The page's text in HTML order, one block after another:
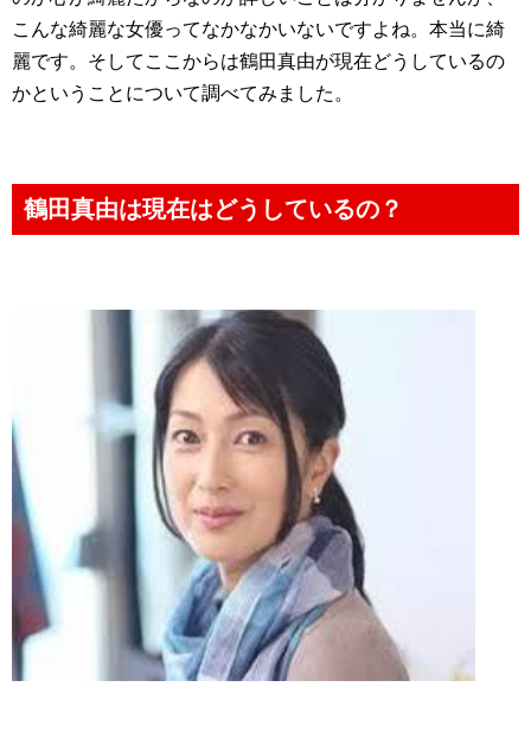
こんな綺麗な女優ってなかなかいないですよね。本当に綺
麗です。そしてここからは鶴田真由が現在どうしているの
かということについて調べてみました。
鶴田真由は現在はどうしているの？